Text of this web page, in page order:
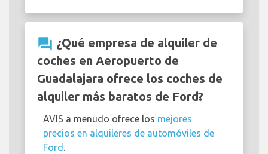
question_answer ¿Qué empresa de alquiler de
coches en Aeropuerto de
Guadalajara ofrece los coches de
alquiler más baratos de Ford?
AVIS a menudo ofrece los mejores
precios en alquileres de automóviles de
Ford .